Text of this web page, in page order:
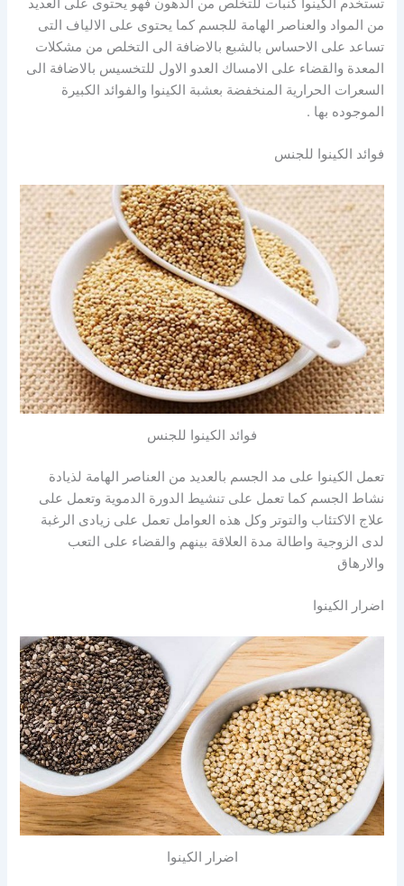
تستخدم الكينوا كنبات للتخلص من الدهون فهو يحتوى على العديد
من المواد والعناصر الهامة للجسم كما يحتوى على الالياف التى
تساعد على الاحساس بالشبع بالاضافة الى التخلص من مشكلات
المعدة والقضاء على الامساك العدو الاول للتخسيس بالاضافة الى
السعرات الحرارية المنخفضة بعشبة الكينوا والفوائد الكبيرة
الموجوده بها .
فوائد الكينوا للجنس
فوائد الكينوا للجنس
تعمل الكينوا على مد الجسم بالعديد من العناصر الهامة لذيادة
نشاط الجسم كما تعمل على تنشيط الدورة الدموية وتعمل على
علاج الاكتئاب والتوتر وكل هذه العوامل تعمل على زيادى الرغبة
لدى الزوجية واطالة مدة العلاقة بينهم والقضاء على التعب
والارهاق
اضرار الكينوا
اضرار الكينوا